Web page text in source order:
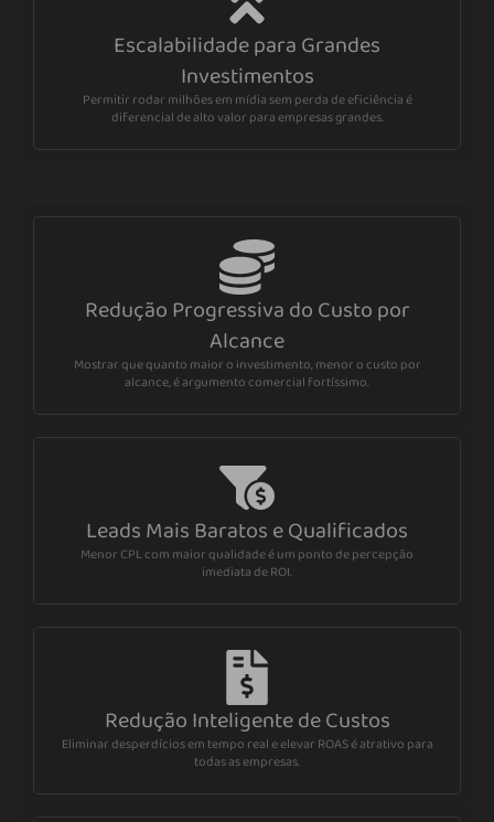
Escalabilidade para Grandes
Investimentos
Permitir rodar milhões em mídia sem perda de eficiência é
diferencial de alto valor para empresas grandes.
Redução Progressiva do Custo por
Alcance
Mostrar que quanto maior o investimento, menor o custo por
alcance, é argumento comercial fortíssimo.
Leads Mais Baratos e Qualificados
Menor CPL com maior qualidade é um ponto de percepção
imediata de ROI.
Redução Inteligente de Custos
Eliminar desperdícios em tempo real e elevar ROAS é atrativo para
todas as empresas.